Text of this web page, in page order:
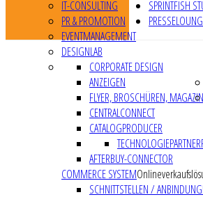
IT-CONSULTING
PR & PROMOTION
EVENTMANAGEMENT
DESIGNLAB
CORPORATE DESIGN
ANZEIGEN
FLYER, BROSCHÜREN,
CENTRALCONNECT
CATALOGPRODUCER
TECHNOLOGIEPARTNER
AFTERBUY-CONNECTOR
COMMERCE SYSTEM
SCHNITTSTELLEN /
SPRINTFISH